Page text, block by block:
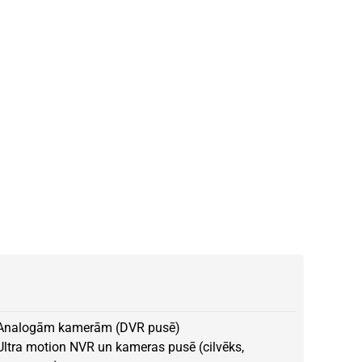
kamerām (DVR pusē)
motion NVR un kameras pusē (cilvēks,